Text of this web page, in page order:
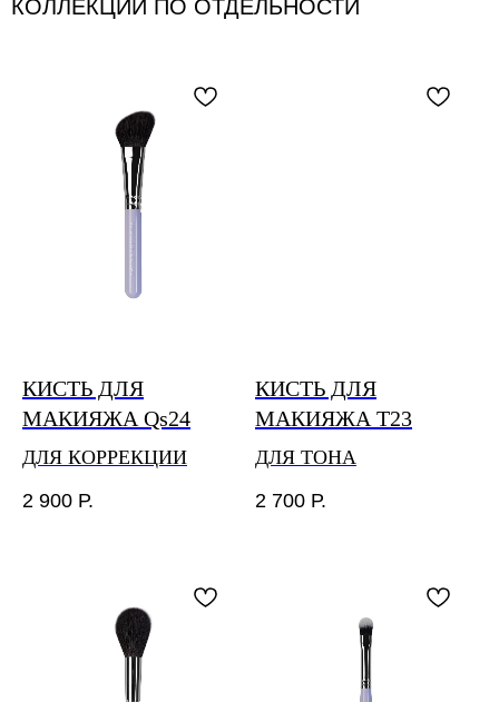
автоматически при оформлении заказа на сайте. Трек-
и передачи в транспортную компанию.
Бесплатная доставка по России осуществляется
при заказе на сумму свыше 4 000₽.
Сроки сборки и отправки заказов до 5 дней.
Международная доставка Почтой России от 30 дней.
По любым вопросам доставки оплаченных заказов
можно связаться с нами по почте
feedback@piminovavalery.ru
КОЛЛЕКЦИИ ПО ОТДЕЛЬНОСТИ
КИСТЬ ДЛЯ
МАКИЯЖА Qs24
ДЛЯ КОРРЕКЦИИ
2 900 Р.
КИСТЬ ДЛЯ
МАКИЯЖА T23
ДЛЯ ТОНА
2 700 Р.